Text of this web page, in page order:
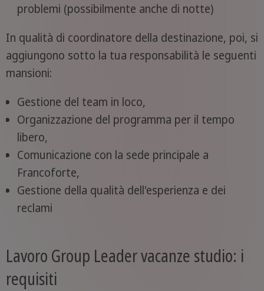
problemi (possibilmente anche di notte)
In qualità di coordinatore della destinazione, poi, si
aggiungono sotto la tua responsabilità le seguenti
mansioni:
Gestione del team in loco,
Organizzazione del programma per il tempo
libero,
Comunicazione con la sede principale a
Francoforte,
Gestione della qualità dell'esperienza e dei
reclami
Lavoro Group Leader vacanze studio: i
requisiti